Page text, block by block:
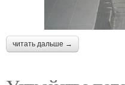
читать дальше →